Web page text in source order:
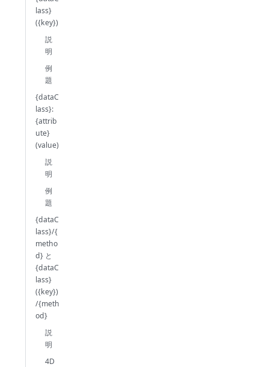
lass}
({key})
説
明
例
題
{dataC
lass}:
{attrib
ute}
(value)
説
明
例
題
{dataC
lass}/{
metho
d} と
{dataC
lass}
({key})
/{meth
od}
説
明
4D